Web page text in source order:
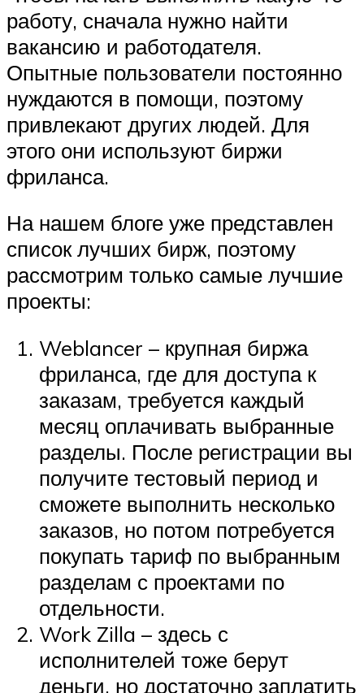
работу, сначала нужно найти
вакансию и работодателя.
Опытные пользователи постоянно
нуждаются в помощи, поэтому
привлекают других людей. Для
этого они используют биржи
фриланса.
На нашем блоге уже представлен
список лучших бирж, поэтому
рассмотрим только самые лучшие
проекты:
Weblancer – крупная биржа
фриланса, где для доступа к
заказам, требуется каждый
месяц оплачивать выбранные
разделы. После регистрации вы
получите тестовый период и
сможете выполнить несколько
заказов, но потом потребуется
покупать тариф по выбранным
разделам с проектами по
отдельности.
Work Zilla – здесь с
исполнителей тоже берут
деньги, но достаточно заплатить